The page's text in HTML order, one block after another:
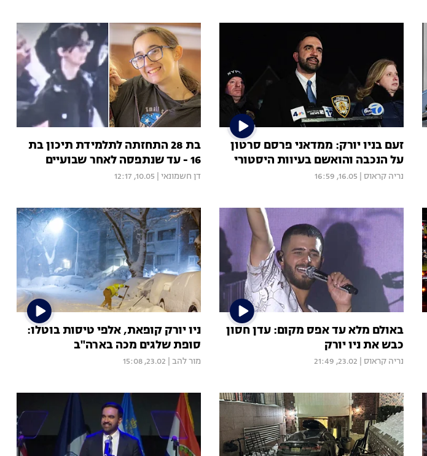
זעם בניו יורק: ממדאני פרסם סרטון
על הנכבה והואשם בעיוות היסטורי
נריה קראוס 16.05, 16:59
בת 28 התחזתה לתלמידת תיכון בת
16 - עד שנתפסה לאחר שבועיים
דן חשמונאי 10.05, 12:17
באולם מלא עד אפס מקום: עדן חסון
כבש את ניו יורק
נריה קראוס 23.02, 21:49
ניו יורק קופאת, אלפי טיסות בוטלו:
סופת שלגים מכה בארה"ב
מור להב 23.02, 15:08